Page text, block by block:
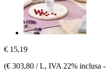
€ 15,19
(€ 303,80 / L, IVA 22% inclusa -